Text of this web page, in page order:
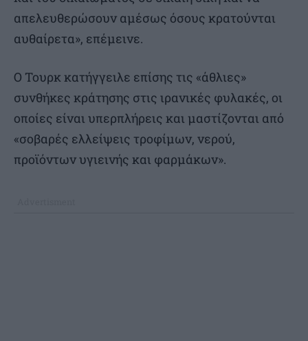
απελευθερώσουν αμέσως όσους κρατούνται
αυθαίρετα», επέμεινε.
Ο Τουρκ κατήγγειλε επίσης τις «άθλιες»
συνθήκες κράτησης στις ιρανικές φυλακές, οι
οποίες είναι υπερπλήρεις και μαστίζονται από
«σοβαρές ελλείψεις τροφίμων, νερού,
προϊόντων υγιεινής και φαρμάκων».